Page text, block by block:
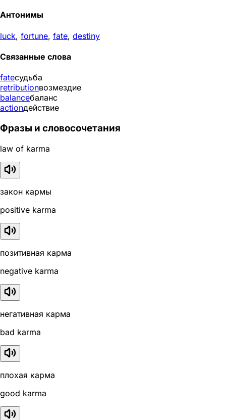
Антонимы
luck, fortune, fate, destiny
Связанные слова
fateсудьба
retributionвозмездие
balanceбаланс
actionдействие
Фразы и словосочетания
law of karma
закон кармы
positive karma
позитивная карма
negative karma
негативная карма
bad karma
плохая карма
good karma